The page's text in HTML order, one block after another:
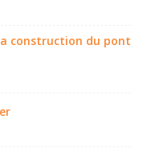
construction du pont